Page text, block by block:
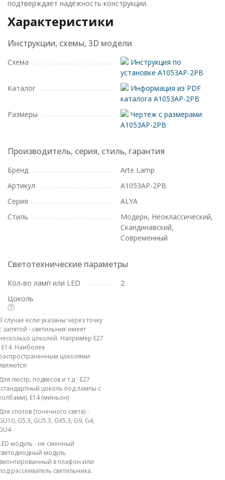
подтверждает надёжность конструкции.
Характеристики
Инструкции, схемы, 3D модели
Схема
Инструкция по
установке A1053AP-2PB
Каталог
Информация из PDF
каталога A1053AP-2PB
Размеры
Чертеж с размерами
A1053AP-2PB
Производитель, серия, стиль, гарантия
Бренд
Arte Lamp
Артикул
A1053AP-2PB
Серия
ALYA
Стиль
Модерн, Неоклассический,
Скандинавский,
Современный
Светотехнические параметры
Кол-во ламп или LED
2
Цоколь
случае если указаны через точку
запятой - светильник имеет
цоколей. Например E27
E14. Наиболее
цоколями
люстр, подвесов и т.д - E27
цоколь под лампы с
E14 (миньон)
спотов (точечного света) -
G5.3, GU5.3, GX5.3, G9, G4,
модуль - не сменный
модуль
в плафон или
рассеиватель светильника.